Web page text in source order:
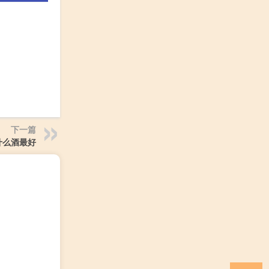
下一篇
酒最好